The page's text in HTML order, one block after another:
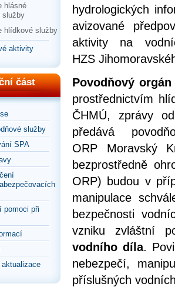
hlásné
služby
hlídkové služby
aktivity
část
služby
SPA
pomoci při
hydrologických
avizované
aktivity na
HZS
Povodňový
prostřednictvím
ČHMÚ, zprávy
předává
ORP Moravský
bezprostředně
ORP) budou v
manipulace
bezpečnosti
vzniku zvláštní
vodního díla.
nebezpečí,
příslušných